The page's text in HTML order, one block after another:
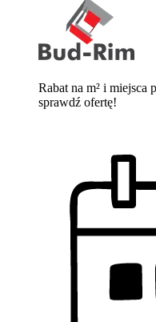
Rabat na m² i
sprawdź ofertę!